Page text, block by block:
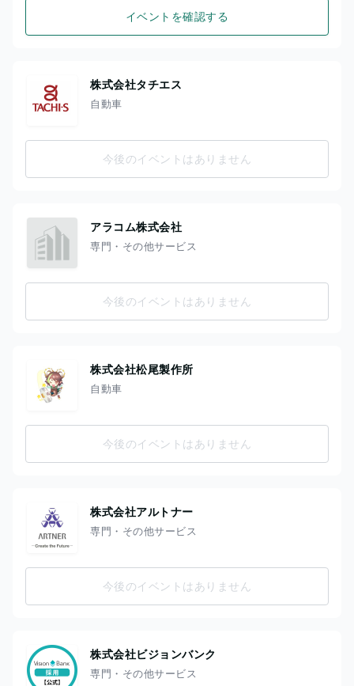
イベントを確認する
株式会社タチエス
自動車
今後のイベントはありません
アラコム株式会社
専門・その他サービス
今後のイベントはありません
株式会社松尾製作所
自動車
今後のイベントはありません
株式会社アルトナー
専門・その他サービス
今後のイベントはありません
株式会社ビジョンバンク
専門・その他サービス